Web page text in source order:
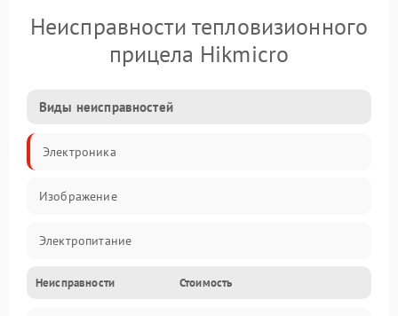
Неисправности тепловизионного
прицела Hikmicro
Виды неисправностей
Электроника
Изображение
Электропитание
Измерения
Неисправности Стоимость